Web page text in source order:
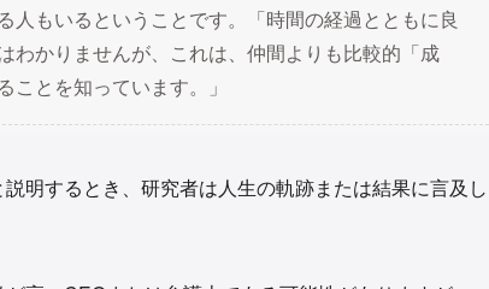
もいるということです。「時間の経過とともに良
わかりませんが、これは、仲間よりも比較的「成
とを知っています。」
明するとき、研究者は人生の軌跡または結果に言及し